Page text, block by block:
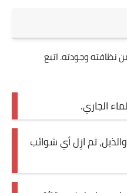
نظافته وجودته. اتبع
الجاري.
ثم ازِل أي شوائب